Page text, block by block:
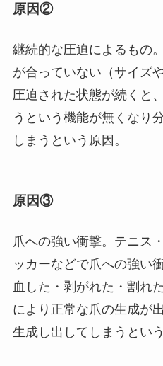
原因②
継続的な圧迫によるもの
が合っていない（サイズ
圧迫された状態が続くと
うという機能が無くなり
しまうという原因。
原因③
爪への強い衝撃。テニス
ッカーなどで爪への強い
血した・剥がれた・割れ
により正常な爪の生成が
生成し出してしまうという